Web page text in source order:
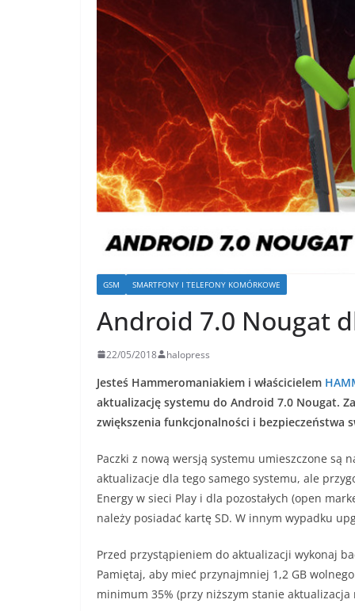
GSM SMARTFONY I TELEFONY KOMÓRKOWE
Android 7.0 Nougat
22/05/2018 halopress
Jesteś Hammeromaniakiem i właścicielem
aktualizację systemu do Android 7.0 Nougat.
zwiększenia funkcjonalności i bezpieczeństwa
Paczki z nową wersją systemu umieszczone są
aktualizacje dla tego samego systemu, ale
Energy w sieci Play i dla pozostałych (open
należy posiadać kartę SD. W innym wypadku
Przed przystąpieniem do aktualizacji wykonaj
Pamiętaj, aby mieć przynajmniej 1,2 GB
minimum 35% (przy niższym stanie aktualizacja